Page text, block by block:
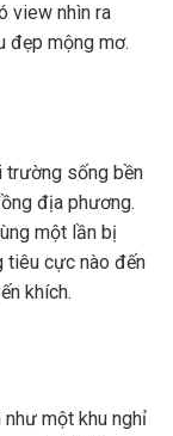
view nhìn ra
đẹp mộng mơ.
trường sống bền
địa phương.
một lần bị
tiêu cực nào đến
khích.
một khu nghỉ